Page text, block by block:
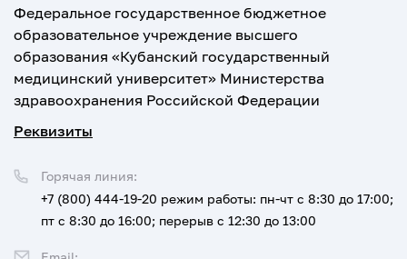
Федеральное государственное бюджетное
образовательное учреждение высшего
образования «Кубанский государственный
медицинский университет» Министерства
здравоохранения Российской Федерации
Реквизиты
Горячая линия:
+7 (800) 444-19-20 режим работы: пн-чт с 8:30 до 17:00;
пт с 8:30 до 16:00; перерыв с 12:30 до 13:00